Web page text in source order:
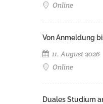
Online
Von Anmeldung
11. August 2026
Online
Duales Studium